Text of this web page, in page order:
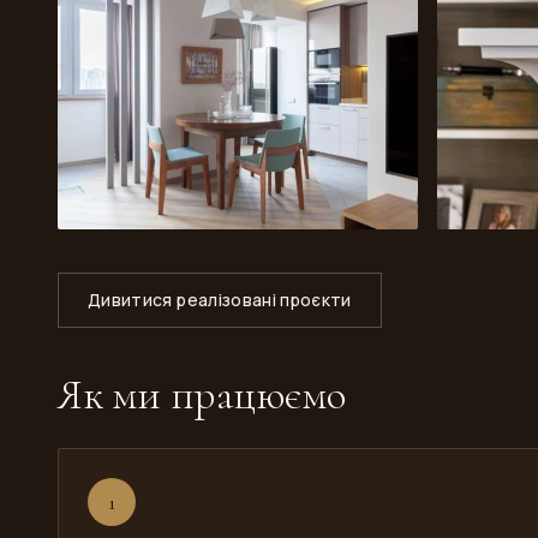
Дивитися реалізовані проєкти
Як ми працюємо
1